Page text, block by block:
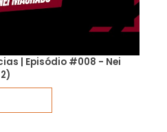
| Episódio #008 - Nei